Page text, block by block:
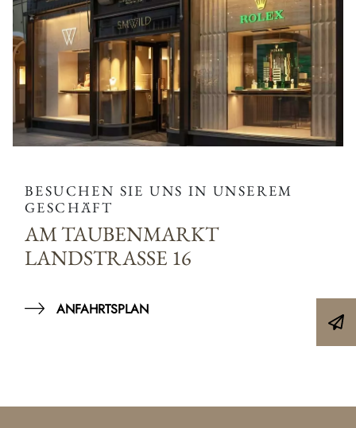
BESUCHEN SIE UNS IN UNSEREM
GESCHÄFT
AM TAUBENMARKT
LANDSTRASSE 16
ANFAHRTSPLAN